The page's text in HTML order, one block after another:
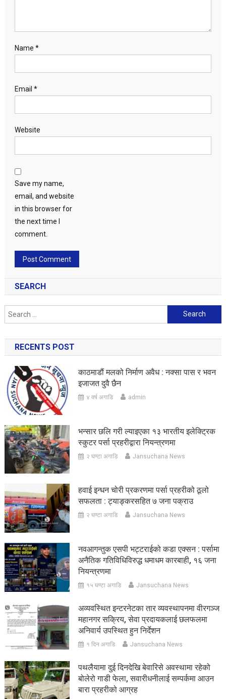
Name *
Email *
Website
Save my name,
email, and website
in this browser for
the next time I
comment.
SEARCH
Search
for:
RECENTS POST
काठमाडौं मलको निर्माण अवैध : नक्सा पास र भवन
इजाजत दुवै छैन
४ वर्ष अगाडि admin
भन्सार छलि गरी ल्याइएका १३ भारतीय इलेक्ट्रिक
स्कुटर पर्सा प्रहरीद्वारा नियन्त्रणमा
२ घण्टा अगाडि Jansuchana News
हवाई इन्धन चोरी प्रकरणमा पर्सा प्रहरीको ठूलो
सफलता : ट्याङ्करसहित ७ जना पक्राउ
२ घण्टा अगाडि Jansuchana News
नवआगन्तुक एसपी भट्टराईको कडा एक्सन : पर्सामा
अनैतिक गतिविधिविरुद्ध धमाधम कारबाही, १६ जना
नियन्त्रणमा
१५ घण्टा अगाडि Jansuchana News
अव्यवस्थित इन्टरनेटका तार व्यवस्थापनमा वीरगञ्ज
महानगर सक्रिय, सेवा प्रदायकलाई छलफलमा
अनिवार्य उपस्थित हुन निर्देशन
१ दिन अगाडि Jansuchana News
पथलैयामा दुई दिनदेखि बेवारिसे अवस्थामा रहेको
बोलेरो गाडी फेला, सवारीधनीलाई सम्पर्कमा आउन
बारा प्रहरीको आग्रह